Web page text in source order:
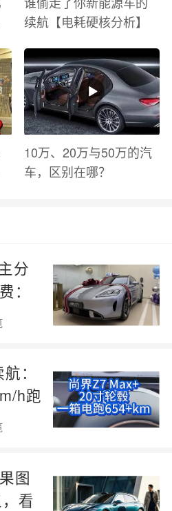
续航【电耗硬核分析】
10万、20万与50万的汽
车，区别在哪？
分
：
：
h跑
图
看